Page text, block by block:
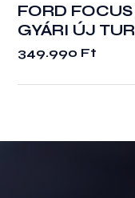
FORD
GYÁRI ÚJ
349.990 Ft